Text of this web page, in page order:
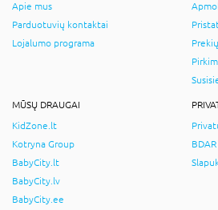
Apie mus
Parduotuvių kontaktai
Lojalumo programa
MŪSŲ DRAUGAI
KidZone.lt
Kotryna Group
BabyCity.lt
BabyCity.lv
BabyCity.ee